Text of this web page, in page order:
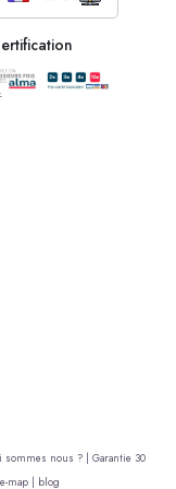
sommes nous ? | Garantie 30
map | blog